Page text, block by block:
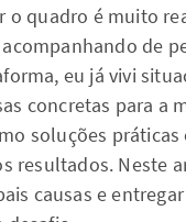
o quadro é muito
de
eu já vivi
concretas para a
soluções práticas
resultados. Neste
causas e